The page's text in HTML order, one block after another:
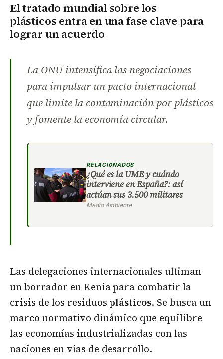
El tratado mundial sobre los
plásticos entra en una fase clave para
lograr un acuerdo
La ONU intensifica las negociaciones
para impulsar un pacto internacional
que limite la contaminación por plásticos
y fomente la economía circular.
RELACIONADOS
¿Qué es la UME y cuándo
interviene en España?: así
actúan sus 3.500 militares
Medio Ambiente
Las delegaciones internacionales ultiman
un borrador en Kenia para combatir la
crisis de los residuos plásticos. Se busca un
marco normativo dinámico que equilibre
las economías industrializadas con las
naciones en vías de desarrollo.